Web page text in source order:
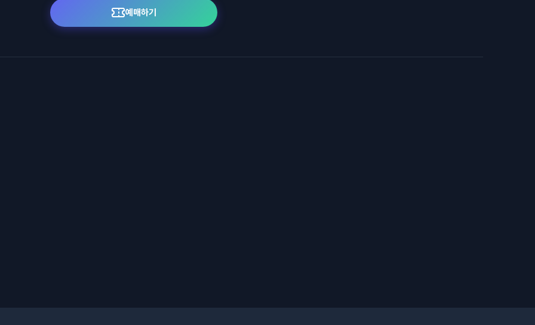
예매하기